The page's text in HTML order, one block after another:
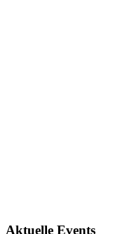
Aktuelle Events